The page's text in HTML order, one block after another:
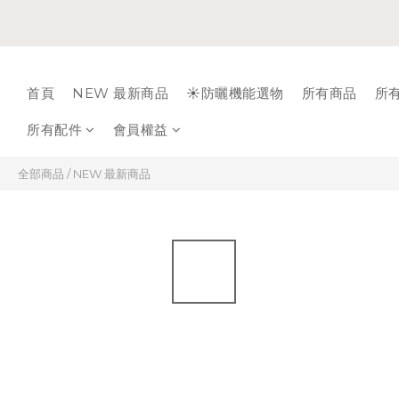
首頁 NEW 最新商品 ☀️防曬機能選物 所有商品 所
所有配件 會員權益
全部商品 /NEW 最新商品